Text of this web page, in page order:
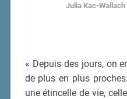
Julia Kac-Wallach
« Depuis des jours, on
de plus en plus
une étincelle de vie,